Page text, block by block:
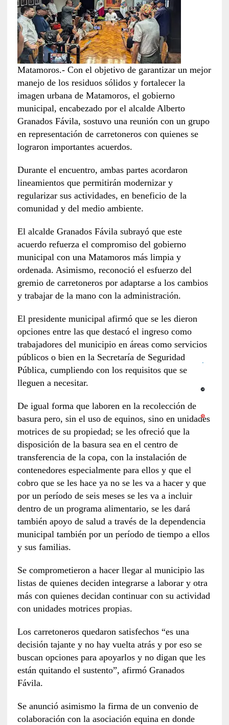
Matamoros.- Con el objetivo de garantizar un mejor
manejo de los residuos sólidos y fortalecer la
imagen urbana de Matamoros, el gobierno
municipal, encabezado por el alcalde Alberto
Granados Fávila, sostuvo una reunión con un grupo
en representación de carretoneros con quienes se
lograron importantes acuerdos.
Durante el encuentro, ambas partes acordaron
lineamientos que permitirán modernizar y
regularizar sus actividades, en beneficio de la
comunidad y del medio ambiente.
El alcalde Granados Fávila subrayó que este
acuerdo refuerza el compromiso del gobierno
municipal con una Matamoros más limpia y
ordenada. Asimismo, reconoció el esfuerzo del
gremio de carretoneros por adaptarse a los cambios
y trabajar de la mano con la administración.
El presidente municipal afirmó que se les dieron
opciones entre las que destacó el ingreso como
trabajadores del municipio en áreas como servicios
públicos o bien en la Secretaría de Seguridad
Pública, cumpliendo con los requisitos que se
lleguen a necesitar.
De igual forma que laboren en la recolección de
basura pero, sin el uso de equinos, sino en unidades
motrices de su propiedad; se les ofreció que la
disposición de la basura sea en el centro de
transferencia de la copa, con la instalación de
contenedores especialmente para ellos y que el
cobro que se les hace ya no se les va a hacer y que
por un período de seis meses se les va a incluir
dentro de un programa alimentario, se les dará
también apoyo de salud a través de la dependencia
municipal también por un período de tiempo a ellos
y sus familias.
Se comprometieron a hacer llegar al municipio las
listas de quienes deciden integrarse a laborar y otra
más con quienes decidan continuar con su actividad
con unidades motrices propias.
Los carretoneros quedaron satisfechos “es una
decisión tajante y no hay vuelta atrás y por eso se
buscan opciones para apoyarlos y no digan que les
están quitando el sustento”, afirmó Granados
Fávila.
Se anunció asimismo la firma de un convenio de
colaboración con la asociación equina en donde